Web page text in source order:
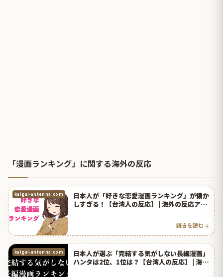
「漫画ランキング」に関する海外の反応
kaigai-antenna.com
日本人が「好きな恋愛漫画ランキング」が懐か
しすぎる！【台湾人の反応】 | 海外の反応アン
続きを読む
kaigai-antenna.com
日本人が選ぶ「完結する気がしない長編漫画」
ハンタは2位、1位は？【台湾人の反応】 | 海外